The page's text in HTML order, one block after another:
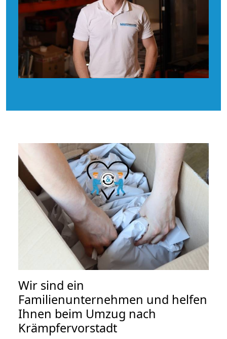
Wir sind ein
Familienunternehmen und helfen
Ihnen beim Umzug nach
Krämpfervorstadt